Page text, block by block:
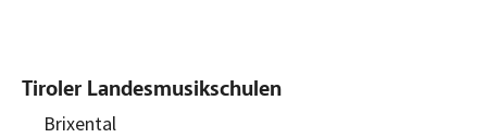
Tiroler Landesmusikschulen
Brixental